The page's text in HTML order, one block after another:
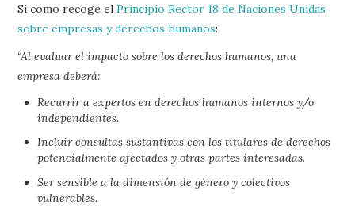
Si como recoge elPrincipio Rector 18 de Naciones Unidas
sobre empresas y derechos humanos:
“Al evaluar el impacto sobre los derechos humanos, una
empresa deberá:
Recurrir a expertos en derechos humanos internos y/o
independientes.
Incluir consultas sustantivas con los titulares de derechos
potencialmente afectados y otras partes interesadas.
Ser sensible a la dimensión de género y colectivos
vulnerables.